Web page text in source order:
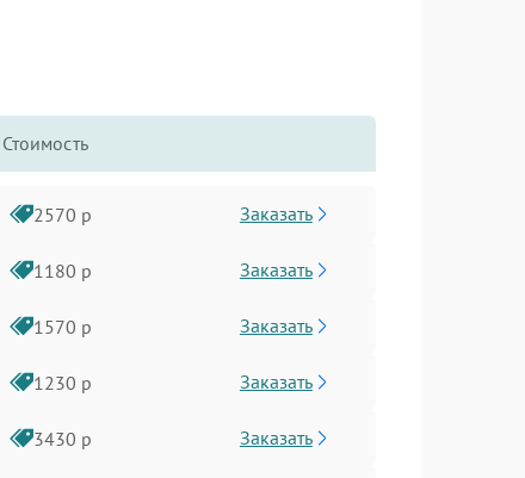
Стоимость
2570 р Заказать
1180 р Заказать
1570 р Заказать
1230 р Заказать
3430 р Заказать